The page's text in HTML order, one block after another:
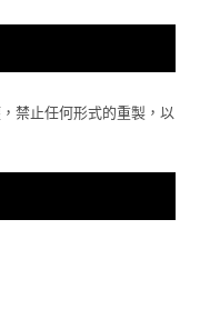
禁止任何形式的重製，以